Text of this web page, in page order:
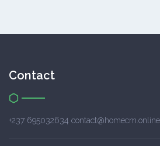
Contact
+237 695032634 contact@homecm.online